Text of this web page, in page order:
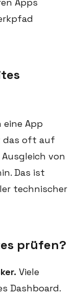
Apps
eine App
oft auf
von
Das ist
technischer
prüfen?
Viele
Dashboard.